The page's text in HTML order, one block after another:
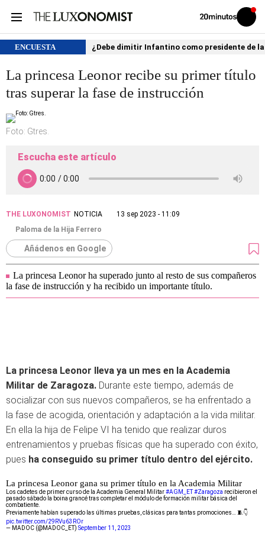
Volver
Iniciar
sesión
ENCUESTA ¿Debe dimitir Infantino como presidente de
La princesa Leonor recibe su primer título
tras superar la fase de instrucción
Foto: Gtres.
Escucha este artículo
THE LUXONOMIST NOTICIA
13 sep 2023 - 11:09
Paloma de la Hija Ferrero
Añádenos en Google
La princesa Leonor ha superado junto al resto de sus compañeros
la fase de instrucción y ha recibido un importante título.
La princesa Leonor lleva ya un mes en la Academia
Militar de Zaragoza. Durante este tiempo, además de
socializar con sus nuevos compañeros, se ha enfrentado a
la fase de acogida, orientación y adaptación a la vida militar.
En ella la hija de Felipe VI ha tenido que realizar duros
entrenamientos y pruebas físicas que ha superado con éxito,
pues ha conseguido su primer título dentro del ejército.
La princesa Leonor gana su primer título en la Academia Militar
Los cadetes de primer curso de la Academia General Militar#AGM_ET#Zaragoza recibieron el
pasado sábado la boina grancé tras completar el módulo de formación militar básica del
combatiente.
Previamente habían superado las últimas pruebas, clásicas para tantas promociones… 🧵👇
pic.twitter.com/29RVu63ROr
— MADOC (@MADOC_ET) September 11, 2023